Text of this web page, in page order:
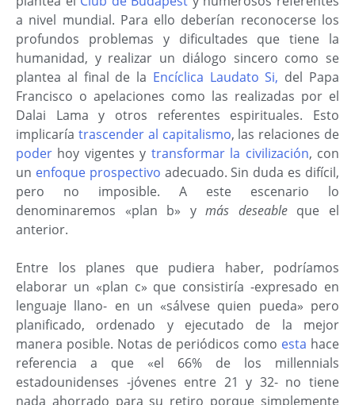
a nivel mundial. Para ello deberían reconocerse los
profundos problemas y dificultades que tiene la
humanidad, y realizar un diálogo sincero como se
plantea al final de la Encíclica Laudato Si, del Papa
Francisco o apelaciones como las realizadas por el
Dalai Lama y otros referentes espirituales. Esto
implicaría trascender al capitalismo, las relaciones de
poder hoy vigentes y transformar la civilización, con
un enfoque prospectivo adecuado. Sin duda es difícil,
pero no imposible. A este escenario lo
denominaremos «plan b» ymás deseableque el
anterior.
Entre los planes que pudiera haber, podríamos
elaborar un «plan c» que consistiría -expresado en
lenguaje llano- en un «sálvese quien pueda» pero
planificado, ordenado y ejecutado de la mejor
manera posible. Notas de periódicos como esta hace
referencia a que «el 66% de los millennials
estadounidenses -jóvenes entre 21 y 32- no tiene
nada ahorrado para su retiro porque simplemente